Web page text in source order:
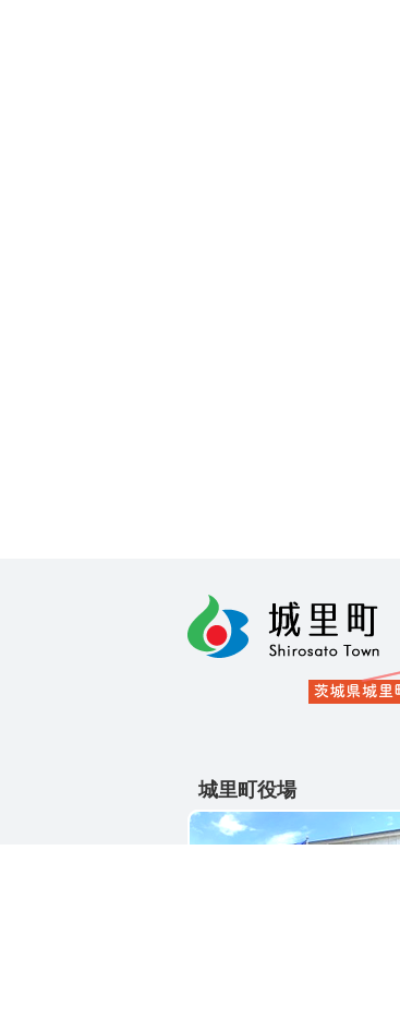
城里町役場